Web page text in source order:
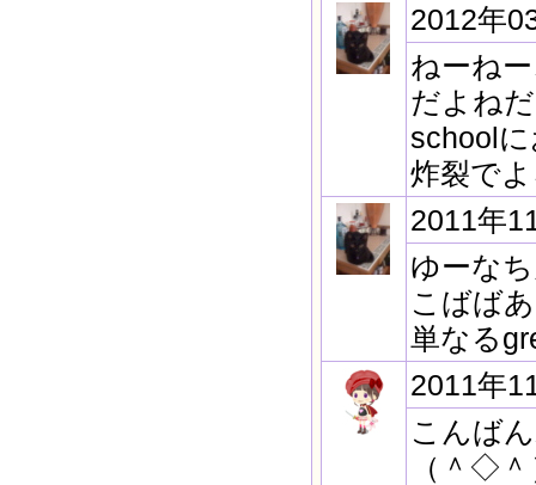
2012年
ねーね
だよね
school
炸裂で
2011年
ゆーな
こばば
単なる
2011年
こんば
（＾◇